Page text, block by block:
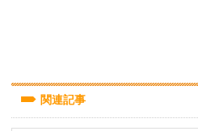
関連記事